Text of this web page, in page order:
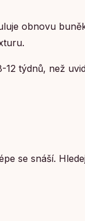
obnovu
týdnů, než
se snáší.